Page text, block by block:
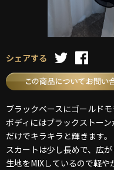
シェアする
ブラックベースにゴールドモ
ボディにはブラックストー
だけでキラキラと輝きます。
スカートは少し長めで、広
生地をMIXしているので軽や